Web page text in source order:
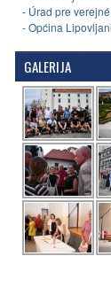
- Úrad pre
- Općina Lipovljani
GALERIJA